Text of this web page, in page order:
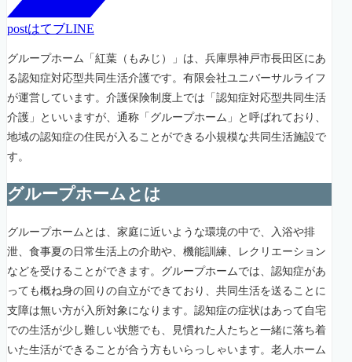
postはてブLINE
グループホーム「紅葉（もみじ）」は、兵庫県神戸市長田区にあ
る認知症対応型共同生活介護です。有限会社ユニバーサルライフ
が運営しています。介護保険制度上では「認知症対応型共同生活
介護」といいますが、通称「グループホーム」と呼ばれており、
地域の認知症の住民が入ることができる小規模な共同生活施設で
す。
グループホームとは
グループホームとは、家庭に近いような環境の中で、入浴や排
泄、食事夏の日常生活上の介助や、機能訓練、レクリエーション
などを受けることができます。グループホームでは、認知症があ
っても概ね身の回りの自立ができており、共同生活を送ることに
支障は無い方が入所対象になります。認知症の症状はあって自宅
での生活が少し難しい状態でも、見慣れた人たちと一緒に落ち着
いた生活ができることが合う方もいらっしゃいます。老人ホーム